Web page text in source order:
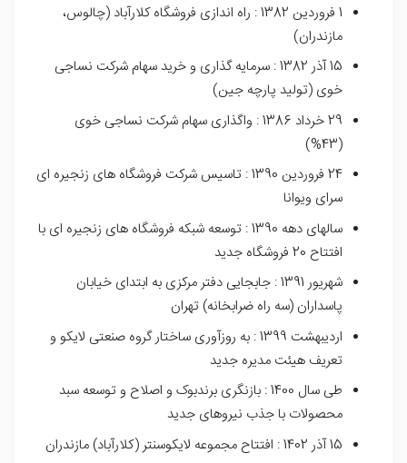
1 فروردین 1382 : راه اندازی فروشگاه کلارآباد (چالوس،
مازندران)
15 آذر 1382 : سرمایه گذاری و خرید سهام شرکت نساجی
خوی (تولید پارچه جین)
29 خرداد 1386 : واگذاری سهام شرکت نساجی خوی
(43%)
24 فروردین 1390 : تاسیس شرکت فروشگاه های زنجیره ای
سرای ویوانا
سالهای دهه 1390 : توسعه شبکه فروشگاه های زنجیره ای با
افتتاح 20 فروشگاه جدید
شهریور 1391 : جابجایی دفتر مرکزی به ابتدای خیابان
پاسداران (سه راه ضرابخانه) تهران
اردیبهشت 1399 : به روزآوری ساختار گروه صنعتی لایکو و
تعریف هیئت مدیره جدید
طی سال 1400 : بازنگری برندبوک و اصلاح و توسعه سبد
محصولات با جذب نیروهای جدید
15 آذر 1402 : افتتاح مجموعه لایکوسنتر (کلارآباد) مازندران